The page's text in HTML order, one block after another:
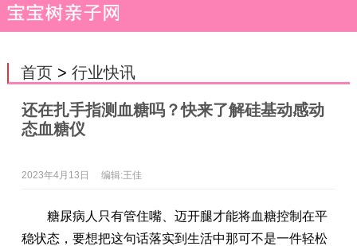
首页> 行业快讯
还在扎手指测血糖吗？快来了解硅基动感动
态血糖仪
2023年4月13日 编辑:王佳
糖尿病人只有管住嘴、迈开腿才能将血糖控制在平
稳状态，要想把这句话落实到生活中那可不是一件轻松